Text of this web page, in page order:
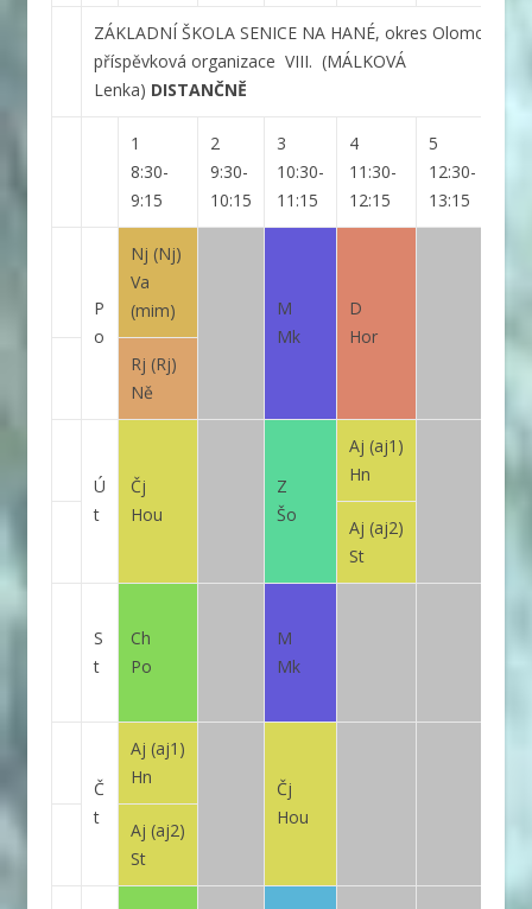
ZÁKLADNÍ ŠKOLA SENICE NA HANÉ, okres Olomouc,
příspěvková organizace VIII. (MÁLKOVÁ
Lenka) DISTANČNĚ
1
8:30-
9:15
2
9:30-
10:15
3
10:30-
11:15
4
11:30-
12:15
5
12:30-
13:15
P
o
Nj (Nj)
Va
(mim)
M
Mk
D
Hor
Rj (Rj)
Ně
Ú
t
Čj
Hou
Z
Šo
Aj (aj1)
Hn
Aj (aj2)
St
S
t
Ch
Po
M
Mk
Č
t
Aj (aj1)
Hn
Čj
Hou
Aj (aj2)
St